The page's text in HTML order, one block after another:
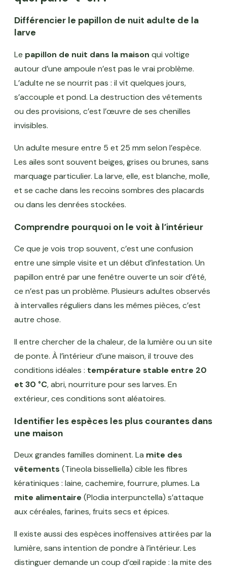
Différencier le papillon de nuit adulte de la
larve
Le papillon de nuit dans la maison qui voltige
autour d’une ampoule n’est pas le vrai problème.
L’adulte ne se nourrit pas : il vit quelques jours,
s’accouple et pond. La destruction des vêtements
ou des provisions, c’est l’œuvre de ses chenilles
invisibles.
Un adulte mesure entre 5 et 25 mm selon l’espèce.
Les ailes sont souvent beiges, grises ou brunes, sans
marquage particulier. La larve, elle, est blanche, molle,
et se cache dans les recoins sombres des placards
ou dans les denrées stockées.
Comprendre pourquoi on le voit à l’intérieur
Ce que je vois trop souvent, c’est une confusion
entre une simple visite et un début d’infestation. Un
papillon entré par une fenêtre ouverte un soir d’été,
ce n’est pas un problème. Plusieurs adultes observés
à intervalles réguliers dans les mêmes pièces, c’est
autre chose.
Il entre chercher de la chaleur, de la lumière ou un site
de ponte. À l’intérieur d’une maison, il trouve des
conditions idéales : température stable entre 20
et 30 °C, abri, nourriture pour ses larves. En
extérieur, ces conditions sont aléatoires.
Identifier les espèces les plus courantes dans
une maison
Deux grandes familles dominent. La mite des
vêtements (Tineola bisselliella) cible les fibres
kératiniques : laine, cachemire, fourrure, plumes. La
mite alimentaire (Plodia interpunctella) s’attaque
aux céréales, farines, fruits secs et épices.
Il existe aussi des espèces inoffensives attirées par la
lumière, sans intention de pondre à l’intérieur. Les
distinguer demande un coup d’œil rapide : la mite des